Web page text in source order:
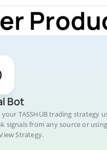
Bot
your TASSHUB trading strategy
signals from any source or
Strategy.